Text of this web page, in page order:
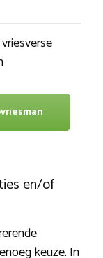
en/of
keuze. In